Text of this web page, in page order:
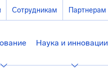
Сотрудникам Партнерам
Наука и инновации